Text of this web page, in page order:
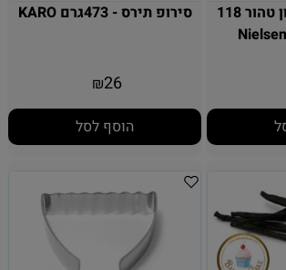
תמצית וניל בורבון טהור 118
סירופ תירס - 473גרם KARO
₪26
הוסף לסל